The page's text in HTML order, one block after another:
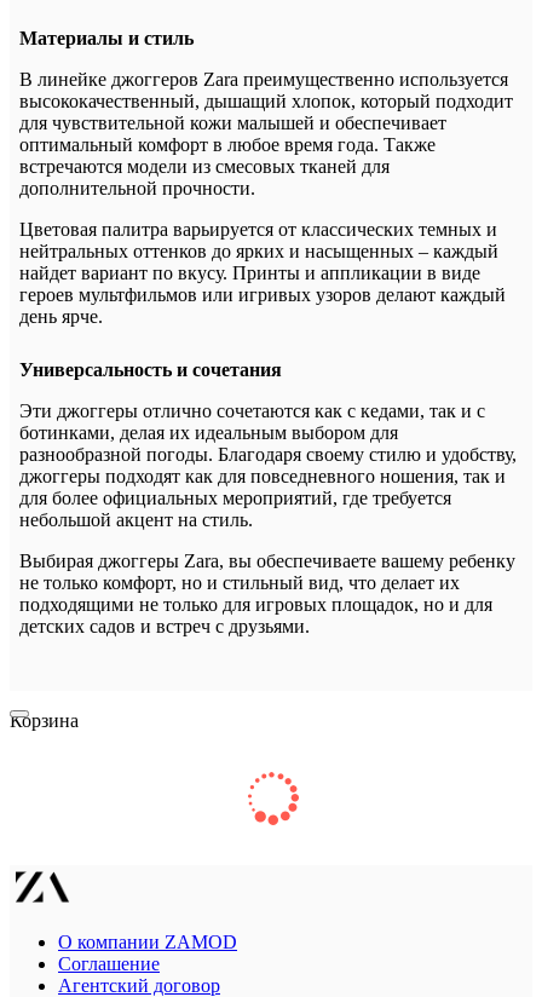
Материалы и стиль
В линейке джоггеров Zara преимущественно используется
высококачественный, дышащий хлопок, который подходит
для чувствительной кожи малышей и обеспечивает
оптимальный комфорт в любое время года. Также
встречаются модели из смесовых тканей для
дополнительной прочности.
Цветовая палитра варьируется от классических темных и
нейтральных оттенков до ярких и насыщенных – каждый
найдет вариант по вкусу. Принты и аппликации в виде
героев мультфильмов или игривых узоров делают каждый
день ярче.
Универсальность и сочетания
Эти джоггеры отлично сочетаются как с кедами, так и с
ботинками, делая их идеальным выбором для
разнообразной погоды. Благодаря своему стилю и удобству,
джоггеры подходят как для повседневного ношения, так и
для более официальных мероприятий, где требуется
небольшой акцент на стиль.
Выбирая джоггеры Zara, вы обеспечиваете вашему ребенку
не только комфорт, но и стильный вид, что делает их
подходящими не только для игровых площадок, но и для
детских садов и встреч с друзьями.
Корзина
О компании ZAMOD
Соглашение
Агентский договор